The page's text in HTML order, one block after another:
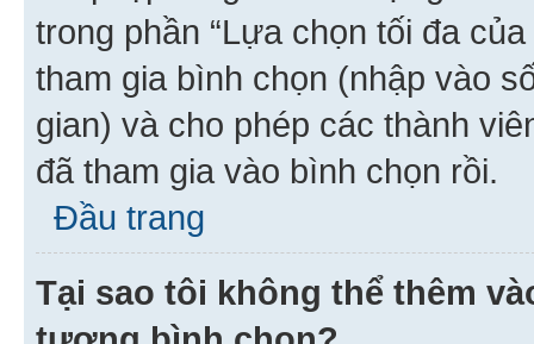
trong phần “Lựa chọn tối đa
tham gia bình chọn (nhập vào
gian) và cho phép các thành
đã tham gia vào bình chọn rồi.
Đầu trang
Tại sao tôi không thể thêm